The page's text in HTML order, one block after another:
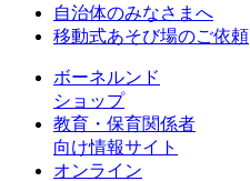
自治体のみなさまへ
移動式あそび場のご依頼
ボーネルンド
ショップ
教育・保育関係者
向け情報サイト
オンライン